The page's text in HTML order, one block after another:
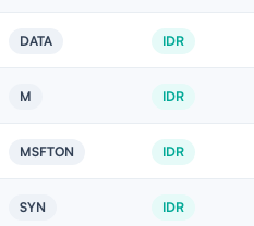
DATA IDR
M IDR
MSFTON IDR
SYN IDR